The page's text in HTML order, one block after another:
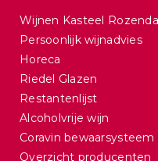
Wijnen Kasteel
Persoonlijk wijnadvies
Horeca
Riedel Glazen
Restantenlijst
Alcoholvrije wijn
Coravin bewaarsysteem
Overzicht producenten